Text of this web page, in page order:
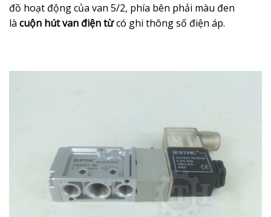
đồ hoạt động của van 5/2, phía bên phải màu đen
là cuộn hút van điện từcó ghi thông số điện áp.